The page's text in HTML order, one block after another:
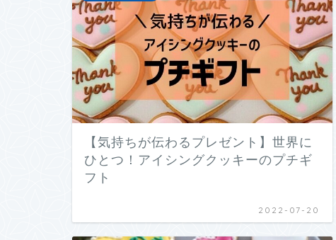
【気持ちが伝わるプレゼント】世界に
ひとつ！アイシングクッキーのプチギ
フト
2022-07-20